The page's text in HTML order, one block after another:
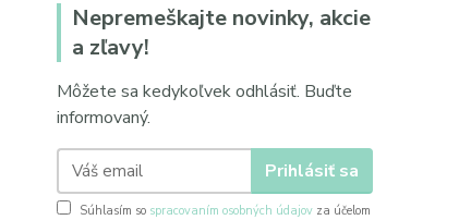
Nepremeškajte novinky, akcie
a zľavy!
Môžete sa kedykoľvek odhlásiť. Buďte
informovaný.
Prihlásiť sa
Súhlasím so spracovaním osobných údajov za účelom